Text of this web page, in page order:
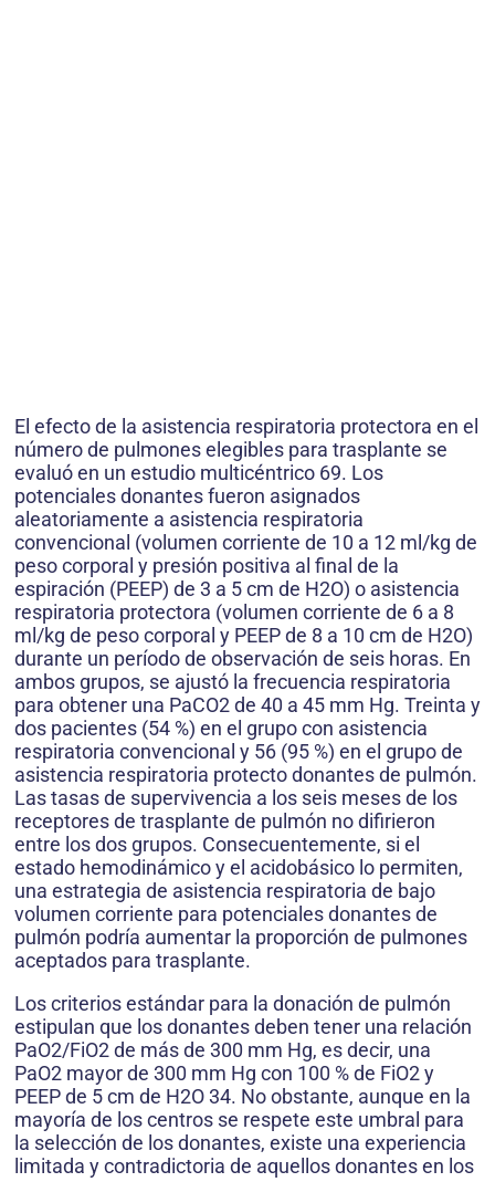
El efecto de la asistencia respiratoria protectora en el
número de pulmones elegibles para trasplante se
evaluó en un estudio multicéntrico 69. Los
potenciales donantes fueron asignados
aleatoriamente a asistencia respiratoria
convencional (volumen corriente de 10 a 12 ml/kg de
peso corporal y presión positiva al final de la
espiración (PEEP) de 3 a 5 cm de H2O) o asistencia
respiratoria protectora (volumen corriente de 6 a 8
ml/kg de peso corporal y PEEP de 8 a 10 cm de H2O)
durante un período de observación de seis horas. En
ambos grupos, se ajustó la frecuencia respiratoria
para obtener una PaCO2 de 40 a 45 mm Hg. Treinta y
dos pacientes (54 %) en el grupo con asistencia
respiratoria convencional y 56 (95 %) en el grupo de
asistencia respiratoria protecto donantes de pulmón.
Las tasas de supervivencia a los seis meses de los
receptores de trasplante de pulmón no difirieron
entre los dos grupos. Consecuentemente, si el
estado hemodinámico y el acidobásico lo permiten,
una estrategia de asistencia respiratoria de bajo
volumen corriente para potenciales donantes de
pulmón podría aumentar la proporción de pulmones
aceptados para trasplante.
Los criterios estándar para la donación de pulmón
estipulan que los donantes deben tener una relación
PaO2/FiO2 de más de 300 mm Hg, es decir, una
PaO2 mayor de 300 mm Hg con 100 % de FiO2 y
PEEP de 5 cm de H2O 34. No obstante, aunque en la
mayoría de los centros se respete este umbral para
la selección de los donantes, existe una experiencia
limitada y contradictoria de aquellos donantes en los